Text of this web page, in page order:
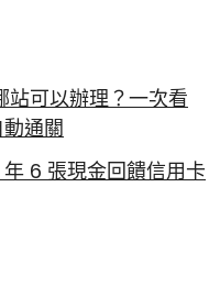
站可以辦理？一次看
通關
6 張現金回饋信用卡